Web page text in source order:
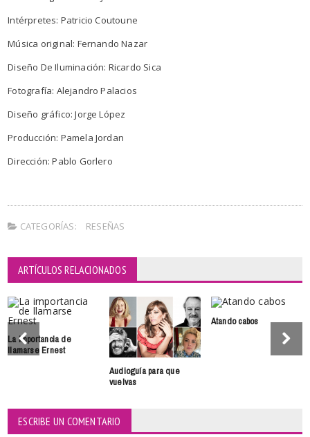
Intérpretes: Patricio Coutoune
Música original: Fernando Nazar
Diseño De Iluminación: Ricardo Sica
Fotografía: Alejandro Palacios
Diseño gráfico: Jorge López
Producción: Pamela Jordan
Dirección: Pablo Gorlero
CATEGORÍAS: RESEÑAS
ARTÍCULOS RELACIONADOS
La importancia de
llamarse Ernest
Audioguía para que
vuelvas
Atando cabos
ESCRIBE UN COMENTARIO